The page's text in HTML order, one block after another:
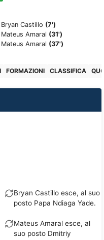
Bryan Castillo (7')
Mateus Amaral (31')
Mateus Amaral (37')
FORMAZIONI CLASSIFICA
Bryan Castillo esce, al suo
posto Papa Ndiaga Yade.
Mateus Amaral esce, al
suo posto Dmitriy